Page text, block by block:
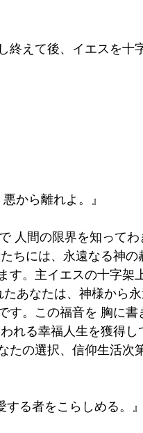
終えて後、イエスを十
から離れよ。』
人間の限界を知ってわ
ちには、永遠なる神の
す。主イエスの十字架
あなたは、神様から
す。この福音を 胸に書
れる幸福人生を獲得し
たの選択、信仰生活次
る者をこらしめる。』